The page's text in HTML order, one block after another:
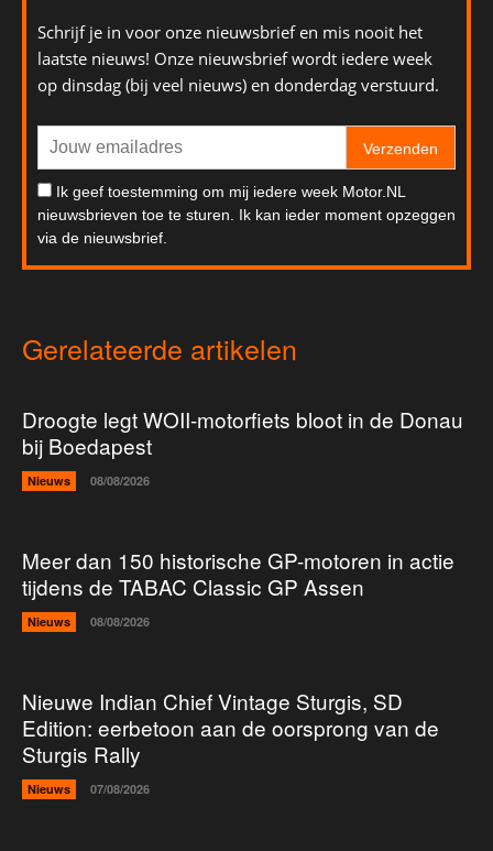
Schrijf je in voor onze nieuwsbrief en mis nooit het
laatste nieuws! Onze nieuwsbrief wordt iedere week
op dinsdag (bij veel nieuws) en donderdag verstuurd.
Verzenden
Ik geef toestemming om mij iedere week Motor.NL
nieuwsbrieven toe te sturen. Ik kan ieder moment opzeggen
via de nieuwsbrief.
Gerelateerde artikelen
Droogte legt WOII-motorfiets bloot in de Donau
bij Boedapest
Nieuws 08/08/2026
Meer dan 150 historische GP-motoren in actie
tijdens de TABAC Classic GP Assen
Nieuws 08/08/2026
Nieuwe Indian Chief Vintage Sturgis, SD
Edition: eerbetoon aan de oorsprong van de
Sturgis Rally
Nieuws 07/08/2026